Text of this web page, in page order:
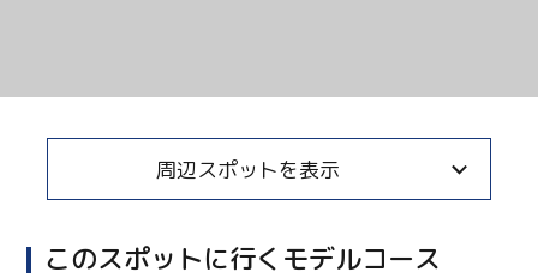
周辺スポットを表示
このスポットに行くモデルコース